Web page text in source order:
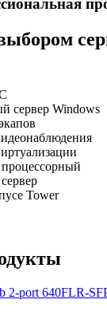
сервер Windows
Tower
2-port 640FLR-